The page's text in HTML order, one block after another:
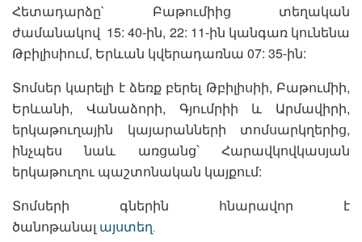
Հետադարձը` Բաթումիից տեղական
ժամանակով 15: 40-ին, 22: 11-ին կանգառ կունենա
Թբիլիսիում, Երևան կվերադառնա 07: 35-ին:
Տոմսեր կարելի է ձեռք բերել Թբիլիսիի, Բաթումիի,
Երևանի, Վանաձորի, Գյումրիի և Արմավիրի,
երկաթուղային կայարանների տոմսարկղերից,
ինչպես նաև առցանց՝ Հարավկովկասյան
երկաթուղու պաշտոնական կայքում:
Տոմսերի գներին հնարավոր է
ծանոթանալ այստեղ․